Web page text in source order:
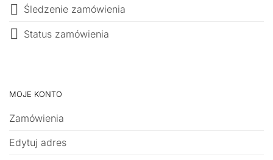
Śledzenie zamówienia
Status zamówienia
MOJE KONTO
Zamówienia
Edytuj adres